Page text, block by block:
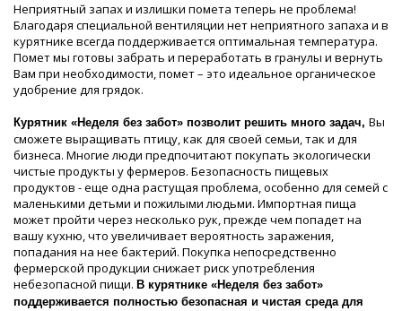
Неприятный запах и излишки помета теперь не проблема!
Благодаря специальной вентиляции нет неприятного запаха и в
курятнике всегда поддерживается оптимальная температура.
Помет мы готовы забрать и переработать в гранулы и вернуть
Вам при необходимости, помет – это идеальное органическое
удобрение для грядок.
Курятник «Неделя без забот» позволит решить много задач, Вы
сможете выращивать птицу, как для своей семьи, так и для
бизнеса. Многие люди предпочитают покупать экологически
чистые продукты у фермеров. Безопасность пищевых
продуктов - еще одна растущая проблема, особенно для семей с
маленькими детьми и пожилыми людьми. Импортная пища
может пройти через несколько рук, прежде чем попадет на
вашу кухню, что увеличивает вероятность заражения,
попадания на нее бактерий. Покупка непосредственно
фермерской продукции снижает риск употребления
небезопасной пищи. В курятнике «Неделя без забот»
поддерживается полностью безопасная и чистая среда для